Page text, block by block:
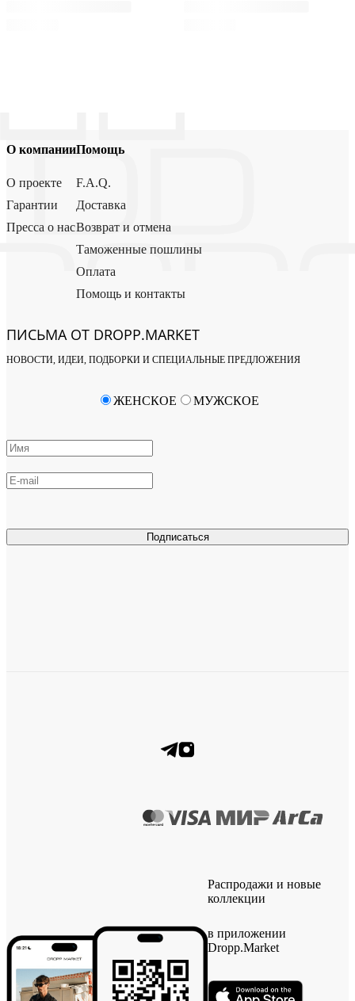
О компании
О проекте
Гарантии
Пресса о нас
Помощь
F.A.Q.
Доставка
Возврат и отмена
Таможенные пошлины
Оплата
Помощь и контакты
ПИСЬМА ОТ DROPP.MARKET
НОВОСТИ, ИДЕИ, ПОДБОРКИ И СПЕЦИАЛЬНЫЕ ПРЕДЛОЖЕНИЯ
Подписаться
ЖЕНСКОЕ МУЖСКОЕ
Распродажи и новые
коллекции
в приложении
Dropp.Market